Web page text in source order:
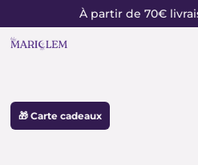
au
contenu
À partir de 70€
🎁 Carte cadeaux